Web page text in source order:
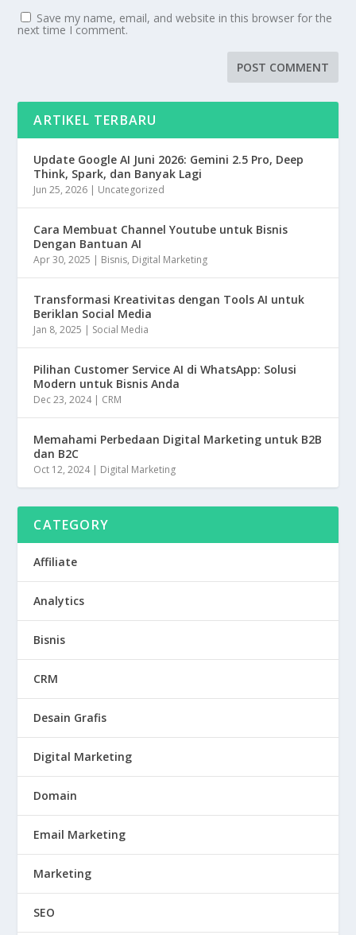
Save my name, email, and website in this browser for the
next time I comment.
ARTIKEL TERBARU
Update Google AI Juni 2026: Gemini 2.5 Pro, Deep
Think, Spark, dan Banyak Lagi
Jun 25, 2026 | Uncategorized
Cara Membuat Channel Youtube untuk Bisnis
Dengan Bantuan AI
Apr 30, 2025 | Bisnis, Digital Marketing
Transformasi Kreativitas dengan Tools AI untuk
Beriklan Social Media
Jan 8, 2025 | Social Media
Pilihan Customer Service AI di WhatsApp: Solusi
Modern untuk Bisnis Anda
Dec 23, 2024| CRM
Memahami Perbedaan Digital Marketing untuk B2B
dan B2C
Oct 12, 2024| Digital Marketing
CATEGORY
Affiliate
Analytics
Bisnis
CRM
Desain Grafis
Digital Marketing
Domain
Email Marketing
Marketing
SEO